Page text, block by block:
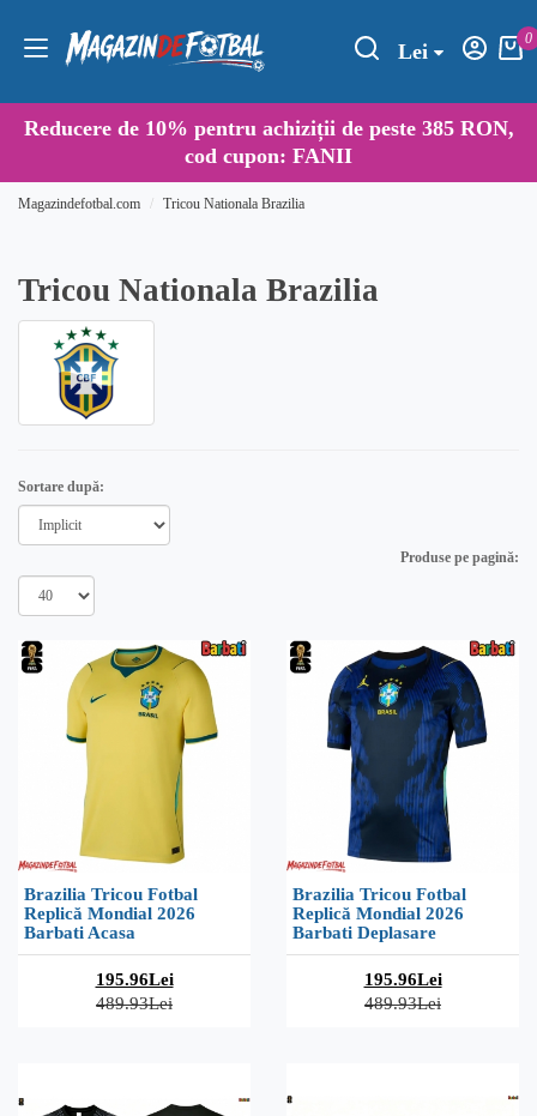
Lei
0
Reducere de 10% pentru achiziții de peste 385 RON,
cod cupon: FANII
Magazindefotbal.com Tricou Nationala Brazilia
Tricou Nationala Brazilia
Sortare după:
Produse pe pagină:
Brazilia Tricou Fotbal
Replică Mondial 2026
Barbati Acasa
195.96Lei
489.93Lei
Brazilia Tricou Fotbal
Replică Mondial 2026
Barbati Deplasare
195.96Lei
489.93Lei